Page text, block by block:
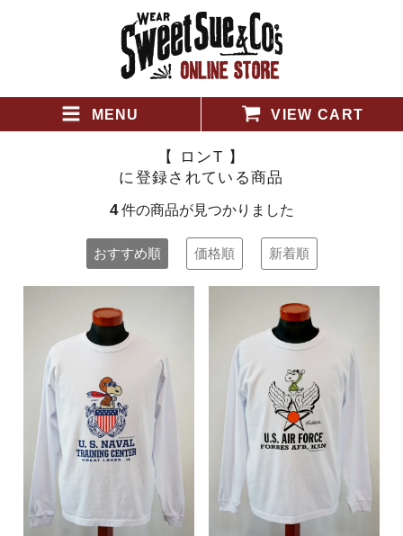
MENU VIEW CART
【 ロンT 】
に登録されている商品
4件の商品が見つかりました
おすすめ順 価格順 新着順